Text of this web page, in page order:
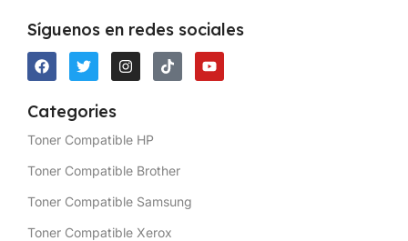
Síguenos en redes sociales
Categories
Toner Compatible HP
Toner Compatible Brother
Toner Compatible Samsung
Toner Compatible Xerox